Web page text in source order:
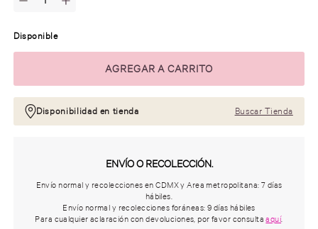
Disponible
Disponibilidad en tienda Buscar Tienda
ENVÍO O RECOLECCIÓN.
Envío normal y recolecciones en CDMX y Area metropolitana: 7 días
hábiles.
Envío normal y recolecciones foráneas: 9 días hábiles
Para cualquier aclaración con devoluciones, por favor consultaaquí.